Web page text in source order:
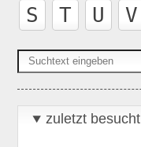
S
T U V
Suchen
zuletzt besucht